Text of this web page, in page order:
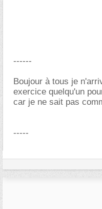
------
Boujour à tous je
exercice quelqu'un
car je ne sait pas
-----